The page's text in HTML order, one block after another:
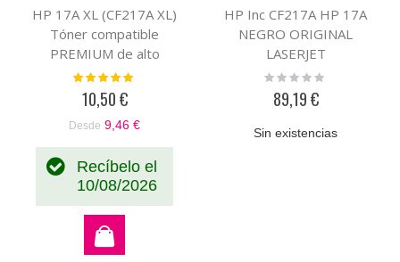
HP 17A XL (CF217A XL)
Tóner compatible
PREMIUM de alto
rendimiento (6K)
Valoración:
10,50 €
Desde 9,46 €
Recíbelo el
10/08/2026
HP Inc CF217A HP 17A
NEGRO ORIGINAL
LASERJET
Rating:
89,19 €
Sin existencias